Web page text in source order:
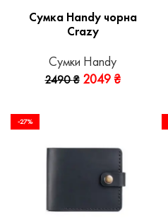
Сумка Handy чорна
Crazy
Сумки Handy
2490₴ 2049 ₴
-27%